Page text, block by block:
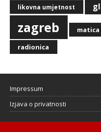
likovna umjetnost
zagreb
radionica
Impressum
Izjava o privatnosti